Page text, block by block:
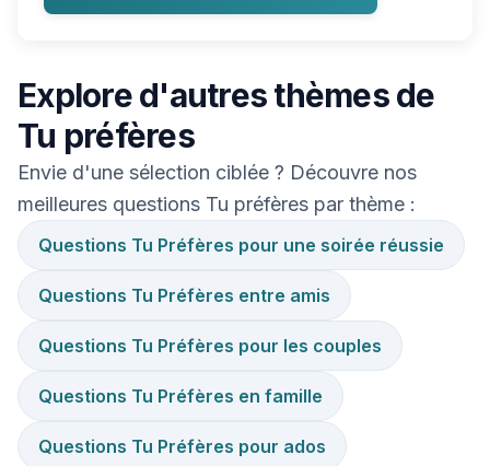
Explore d'autres thèmes de
Tu préfères
Envie d'une sélection ciblée ? Découvre nos
meilleures questions Tu préfères par thème :
Questions Tu Préfères pour une soirée réussie
Questions Tu Préfères entre amis
Questions Tu Préfères pour les couples
Questions Tu Préfères en famille
Questions Tu Préfères pour ados